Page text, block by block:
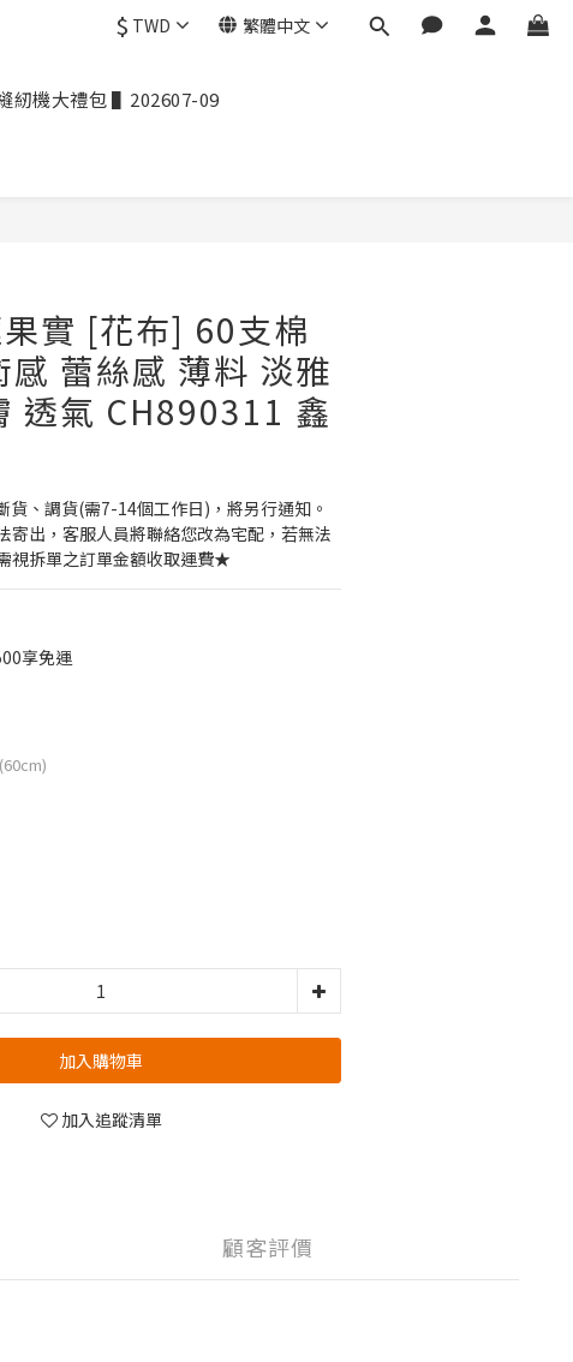
$ TWD 繁體中文
紉機大禮包 ▌202607-09
實 [花布] 60支棉
感 蕾絲感 薄料 淡雅
透氣 CH890311 鑫
貨、調貨(需7-14個工作日)，將另行通知。
寄出，客服人員將聯絡您改為宅配，若無法
視拆單之訂單金額收取運費★
享免運
加入購物車
加入追蹤清單
顧客評價